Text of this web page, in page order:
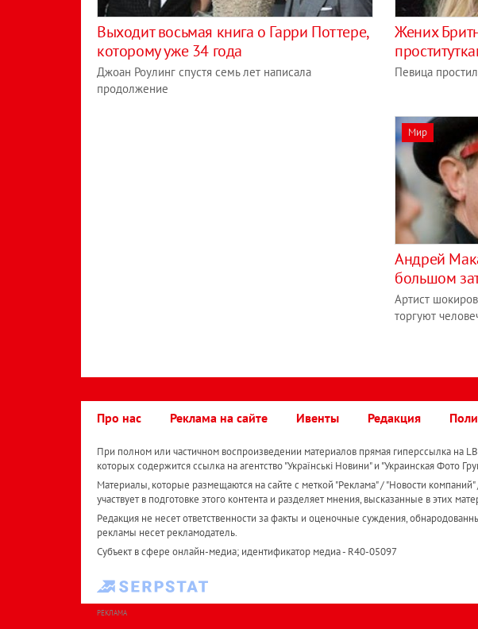
Выходит восьмая книга о Гарри Поттере,
которому уже 34 года
Джоан Роулинг спустя семь лет написала
продолжение
Жених
Певица
Мир
Андрей
большом
Артист
торгуют
Про нас Реклама на сайте Ивенты Редакция
При полном или частичном воспроизведении материалов прямая гиперссылка на
которых содержится ссылка на агентство "Українськi Новини" и "Украинская Фото
Материалы, которые размещаются на сайте с меткой "Реклама" / "Новости
участвует в подготовке этого контента и разделяет мнения, высказанные в этих
Редакция не несет ответственности за факты и оценочные суждения,
рекламы несет рекламодатель.
Субъект в сфере онлайн-медиа; идентификатор медиа - R40-05097
РЕКЛАМА